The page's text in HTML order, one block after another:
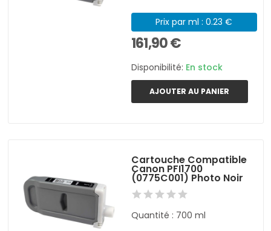
Prix par ml : 0.23 €
161,90 €
Disponibilité: En stock
AJOUTER AU PANIER
Cartouche Compatible
Canon PFI1700
(0775C001) Photo Noir
Quantité : 700 ml